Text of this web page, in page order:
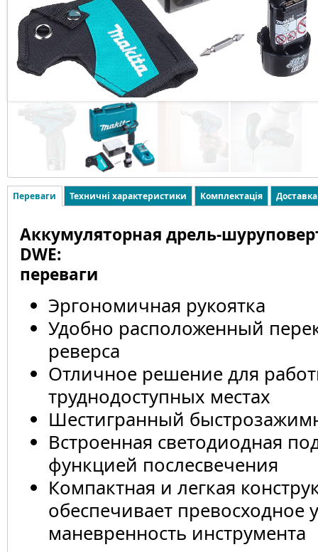
Переваги Техничні характеристики Комплектація
Аккумуляторная дрель-
DWE:
переваги
Эргономичная рукоятка
Удобно расположенный
реверса
Отличное решение для
труднодоступных местах
Шестигранный
Встроенная светодиодная
функцией послесвечения
Компактная и легкая
обеспечивает превосходное
маневренность инструмента